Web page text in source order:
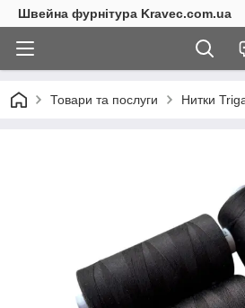
Швейна фурнітура Kravec.com.ua
Товари та послуги Нитки